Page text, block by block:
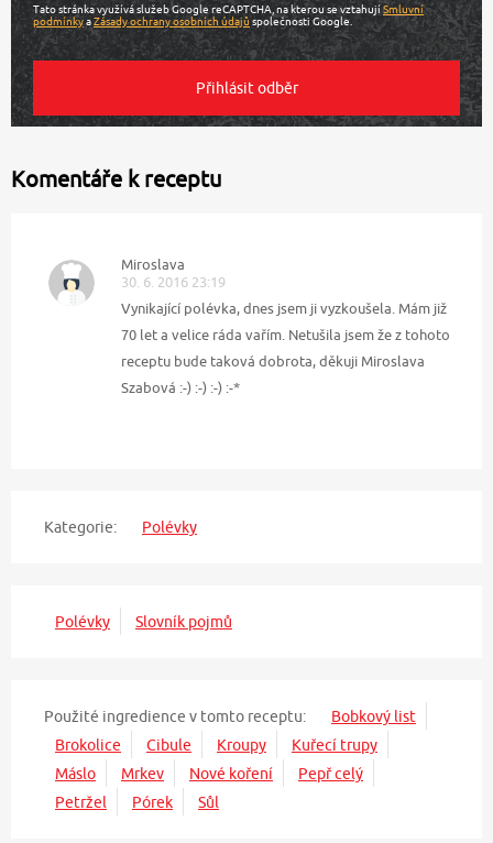
Tato stránka využívá služeb Google reCAPTCHA, na kterou se vztahujíSmluvní
podmínkyaZásady ochrany osobních údajů společnosti Google.
Komentáře k receptu
Miroslava
30. 6. 2016 23:19
Vynikající polévka, dnes jsem ji vyzkoušela. Mám již
70 let a velice ráda vařím. Netušila jsem že z tohoto
receptu bude taková dobrota, děkuji Miroslava
Szabová :-) :-) :-) :-*
Kategorie: Polévky
Polévky Slovník pojmů
Použité ingredience v tomto receptu:
Bobkový list
Brokolice
Cibule Kroupy
Kuřecí trupy
Máslo
Mrkev Nové koření
Pepř celý
Petržel
Pórek Sůl